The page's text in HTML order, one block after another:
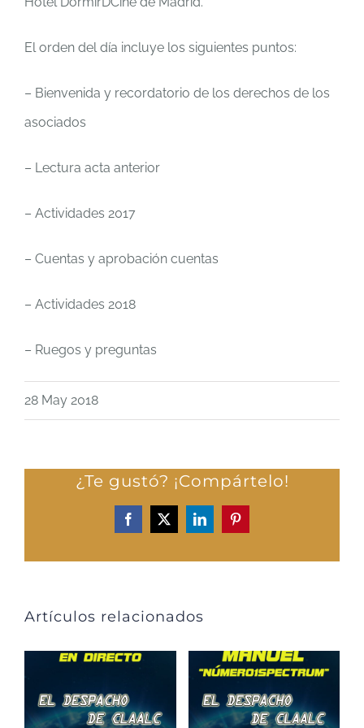
El orden del día incluye los siguientes puntos:
– Bienvenida y recordatorio de los derechos de los
asociados
– Lectura acta anterior
– Actividades 2017
– Cuentas y aprobación cuentas
– Actividades 2018
– Ruegos y preguntas
28 May 2018
¿Te gustó? ¡Compártelo!
Facebook
X LinkedInPinterest
Artículos relacionados